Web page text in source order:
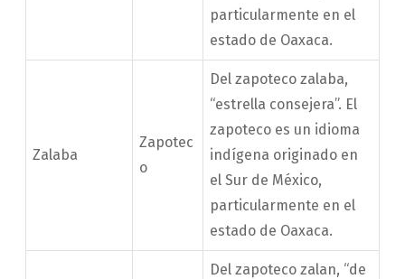
particularmente en el
estado de Oaxaca.
Zalaba
Zapotec
o
Del zapoteco zalaba,
“estrella consejera”. El
zapoteco es un idioma
indígena originado en
el Sur de México,
particularmente en el
estado de Oaxaca.
Del zapoteco zalan, “de